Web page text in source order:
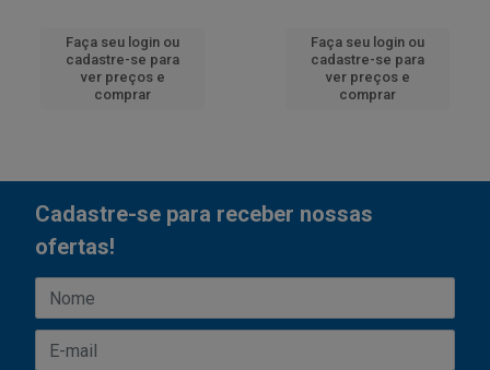
Faça seu login ou
cadastre-se para
ver preços e
comprar
Faça seu login ou
cadastre-se para
ver preços e
comprar
Cadastre-se para receber nossas
ofertas!